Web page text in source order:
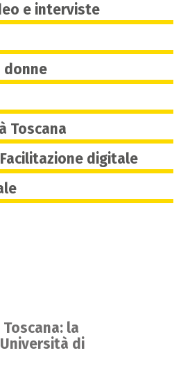
e interviste
donne
Toscana
digitale
la
di